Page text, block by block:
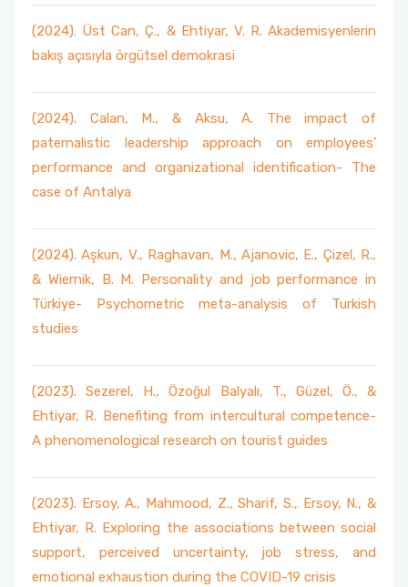
(2024). Üst Can, Ç., & Ehtiyar, V. R. Akademisyenlerin
bakış açısıyla örgütsel demokrasi
(2024). Calan, M., & Aksu, A. The impact of
paternalistic leadership approach on employees’
performance and organizational identification- The
case of Antalya
(2024). Aşkun, V., Raghavan, M., Ajanovic, E., Çizel, R.,
& Wiernik, B. M. Personality and job performance in
Türkiye- Psychometric meta-analysis of Turkish
studies
(2023). Sezerel, H., Özoğul Balyalı, T., Güzel, Ö., &
Ehtiyar, R. Benefiting from intercultural competence-
A phenomenological research on tourist guides
(2023). Ersoy, A., Mahmood, Z., Sharif, S., Ersoy, N., &
Ehtiyar, R. Exploring the associations between social
support, perceived uncertainty, job stress, and
emotional exhaustion during the COVID-19 crisis
Görev Andımız
Birim İç Değerlendime Raporu
Organizasyon Şeması
Komite ve Ekipler
Akademik Çalışmalar Kataloğu
Öğrenci İşleri Formları
Değişim Öğrencileri Dilekçeleri
Mezunlarımız
ÇAP - Yandal
Yurtdışı Bursları